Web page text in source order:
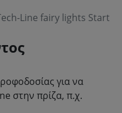
Line fairy lights Start
για να
στην πρίζα, π.χ.